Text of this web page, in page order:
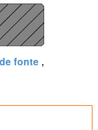
fonte ,